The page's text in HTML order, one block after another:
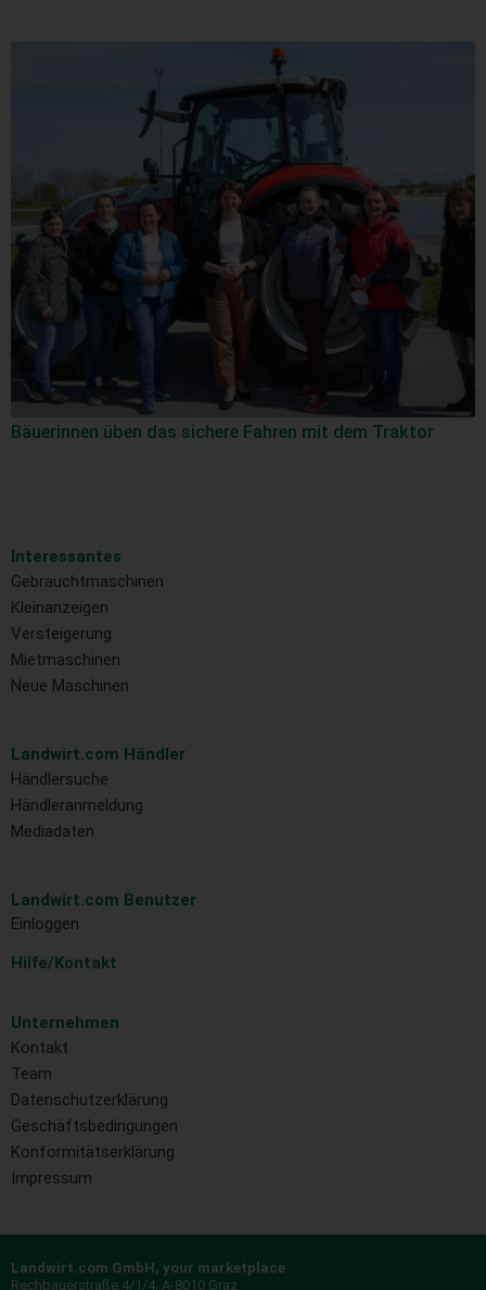
Bäuerinnen üben das sichere Fahren mit dem Traktor
Interessantes
Gebrauchtmaschinen
Kleinanzeigen
Versteigerung
Mietmaschinen
Neue Maschinen
Landwirt.com Händler
Händlersuche
Händleranmeldung
Mediadaten
Landwirt.com Benutzer
Einloggen
Hilfe/Kontakt
Unternehmen
Kontakt
Team
Datenschutzerklärung
Geschäftsbedingungen
Konformitätserklärung
Impressum
Landwirt.com GmbH, your marketplace
Rechbauerstraße 4/1/4, A-8010 Graz